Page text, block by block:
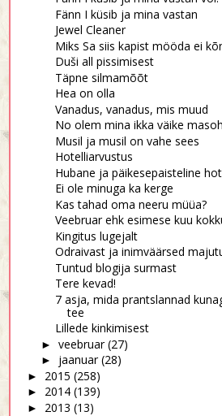
Fänn I küsib ja mina vastan
Jewel Cleaner
Miks Sa siis kapist mööda ei
Duši all pissimisest
Täpne silmamõõt
Hea on olla
Vanadus, vanadus, mis muud
No olem mina ikka väike
Musil ja musil on vahe sees
Hotelliarvustus
Hubane ja päikesepaisteline
Ei ole minuga ka kerge
Kas tahad oma neeru müüa?
Veebruar ehk esimese kuu
Kingitus lugejalt
Odraivast ja inimväärsed
Tuntud blogija surmast
Tere kevad!
7 asja, mida prantslannad
tee
Lillede kinkimisest
► veebruar (27)
► jaanuar (28)
► 2015 (258)
► 2014 (139)
► 2013 (13)